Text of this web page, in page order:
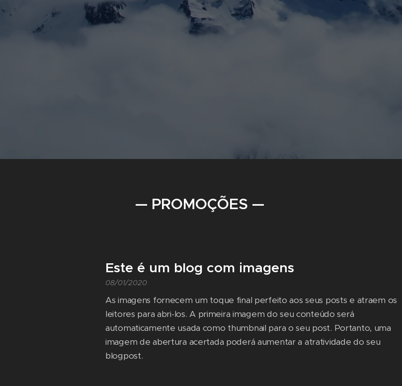
— PROMOÇÕES —
Este é um blog com imagens
08/01/2020
As imagens fornecem um toque final perfeito aos seus posts e atraem os
leitores para abri-los. A primeira imagem do seu conteúdo será
automaticamente usada como thumbnail para o seu post. Portanto, uma
imagem de abertura acertada poderá aumentar a atratividade do seu
blogpost.